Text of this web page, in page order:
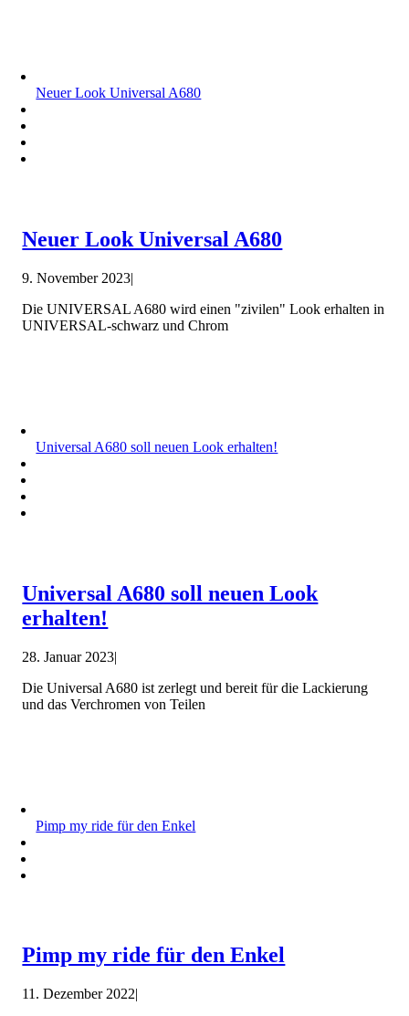
Neuer Look Universal A680
Neuer Look Universal A680
9. November 2023|
Die UNIVERSAL A680 wird einen "zivilen" Look erhalten in
UNIVERSAL-schwarz und Chrom
Universal A680 soll neuen Look erhalten!
Universal A680 soll neuen Look
erhalten!
28. Januar 2023|
Die Universal A680 ist zerlegt und bereit für die Lackierung
und das Verchromen von Teilen
Pimp my ride für den Enkel
Pimp my ride für den Enkel
11. Dezember 2022|